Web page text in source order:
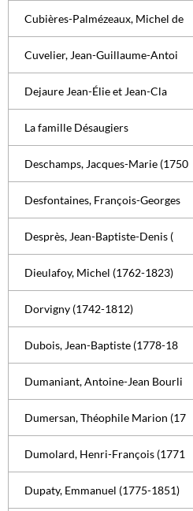
Cubières-Palmézeaux, Michel de
Cuvelier, Jean-Guillaume-Antoi
Dejaure Jean-Élie et Jean-Cla
La famille Désaugiers
Deschamps, Jacques-Marie (1750
Desfontaines, François-Georges
Desprès, Jean-Baptiste-Denis (
Dieulafoy, Michel (1762-1823)
Dorvigny (1742-1812)
Dubois, Jean-Baptiste (1778-18
Dumaniant, Antoine-Jean Bourli
Dumersan, Théophile Marion (17
Dumolard, Henri-François (1771
Dupaty, Emmanuel (1775-1851)